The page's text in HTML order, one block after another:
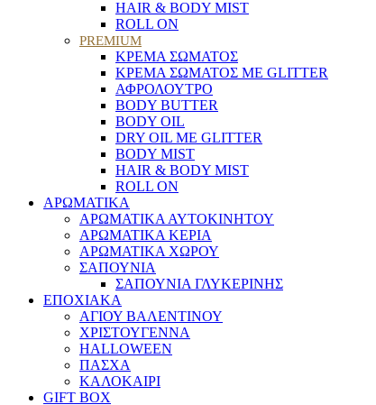
HAIR & BODY MIST
ROLL ON
PREMIUM
ΚΡΕΜΑ ΣΩΜΑΤΟΣ
ΚΡΕΜΑ ΣΩΜΑΤΟΣ ΜΕ GLITTER
ΑΦΡΟΛΟΥΤΡΟ
BODY BUTTER
BODY OIL
DRY OIL ΜΕ GLITTER
BODY MIST
HAIR & BODY MIST
ROLL ON
ΑΡΩΜΑΤΙΚΑ
ΑΡΩΜΑΤΙΚΑ ΑΥΤΟΚΙΝΗΤΟΥ
ΑΡΩΜΑΤΙΚΑ ΚΕΡΙΑ
ΑΡΩΜΑΤΙΚΑ ΧΩΡΟΥ
ΣΑΠΟΥΝΙΑ
ΣΑΠΟΥΝΙΑ ΓΛΥΚΕΡΙΝΗΣ
ΕΠΟΧΙΑΚΑ
ΑΓΙΟΥ ΒΑΛΕΝΤΙΝΟΥ
ΧΡΙΣΤΟΥΓΕΝΝΑ
HALLOWEEN
ΠΑΣΧΑ
ΚΑΛΟΚΑΙΡΙ
GIFT BOX